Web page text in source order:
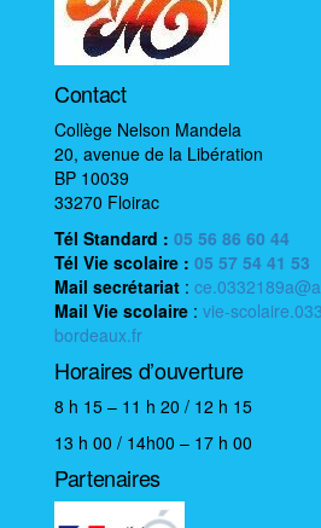
Contact
Collège Nelson Mandela
20, avenue de la Libération
BP 10039
33270 Floirac
Tél Standard : 05 56 86 60 44
Tél Vie scolaire : 05 57 54 41 53
Mail secrétariat :
Mail Vie scolaire : vie-
bordeaux.fr
Horaires d’ouverture
8 h 15 – 11 h 20 / 12 h 15
13 h 00 / 14h00 – 17 h 00
Partenaires